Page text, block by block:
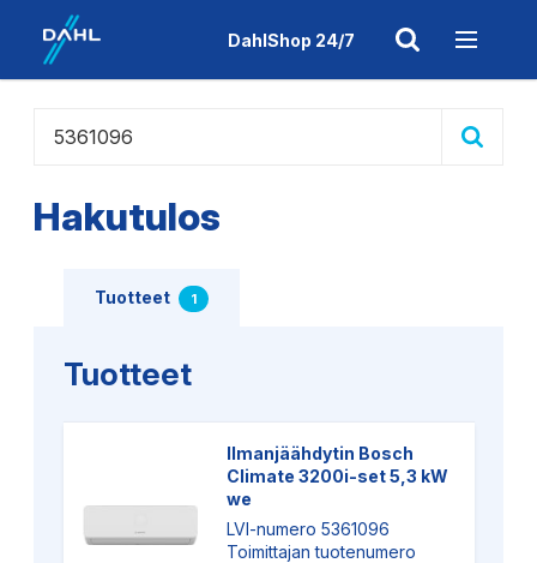
DahlShop 24/7
Hakutulos
Tuotteet 1
Palvelupisteet
Henkilöt
Tuotteet
Ilmanjäähdytin Bosch
Climate 3200i-set 5,3 kW
we
LVI-numero 5361096
Toimittajan tuotenumero